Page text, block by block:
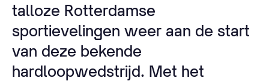
talloze Rotterdamse
sportievelingen weer aan de start
van deze bekende
hardloopwedstrijd. Met het